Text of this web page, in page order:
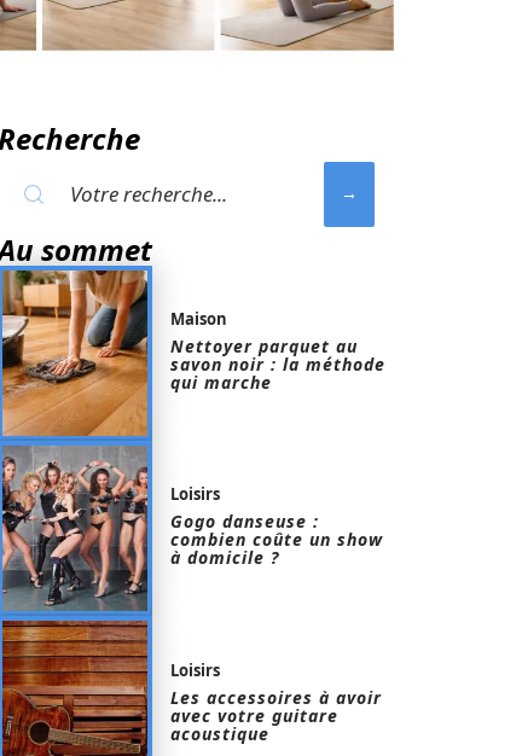
sommet
Maison
Nettoyer parquet au
savon noir : la méthode
qui marche
Loisirs
Gogo danseuse :
combien coûte un show
à domicile ?
Loisirs
Les accessoires à avoir
avec votre guitare
acoustique